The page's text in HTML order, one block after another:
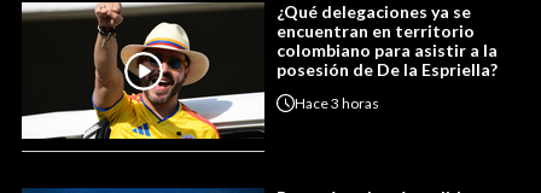
¿Qué delegaciones ya se
encuentran en territorio
colombiano para asistir a la
posesión de De la Espriella?
Hace3 horas